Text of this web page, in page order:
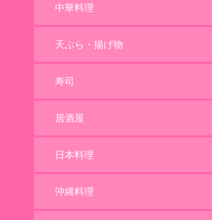
中華料理
天ぷら・揚げ物
寿司
居酒屋
日本料理
沖縄料理